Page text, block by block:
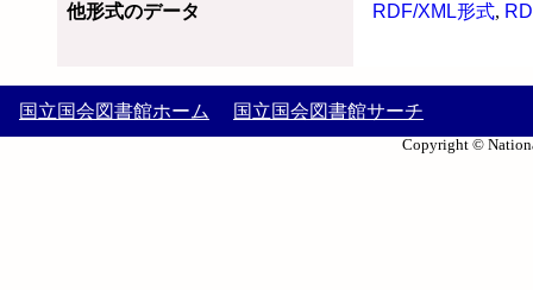
他形式のデータ RDF/XML形式,
国立国会図書館ホーム 国立国会図書館サーチ
Copyright ©